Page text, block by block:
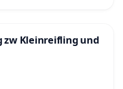
CEO Zürich, Japan,
Ennetbürgen
zw Kleinreifling und